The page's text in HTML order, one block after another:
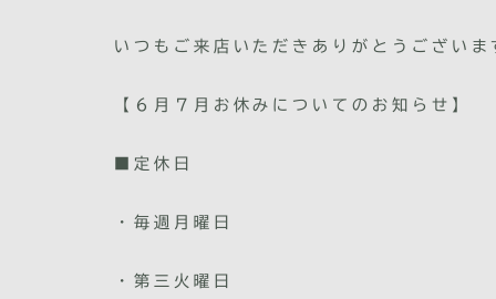
いつもご来店いただきありがとうございま
【６月７月お休みについてのお知らせ】
■定休日
・毎週月曜日
・第三火曜日